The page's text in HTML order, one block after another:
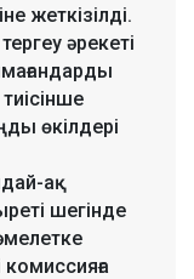
жеткізілді.
әрекеті
өкілдері
ақ
шегінде